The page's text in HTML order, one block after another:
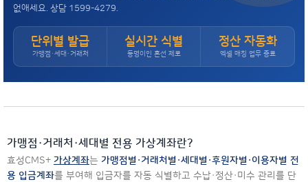
없애세요. 상담 1599-4279.
단위별 발급
가맹점·세대·거래처
실시간 식별
동명이인 혼선 제로
정산 자동화
엑셀 매칭 업무 종료
가맹점·거래처·세대별 전용 가상계좌란?
효성CMS+ 가상계좌는 가맹점별·거래처별·세대별·후원자별·이용자별 전
용 입금계좌를 부여해 입금자를 자동 식별하고 수납·정산·미수 관리를 단